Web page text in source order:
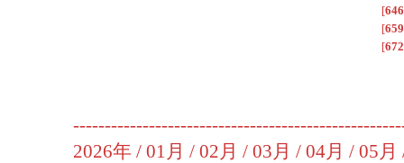
[646
[659
[672
2026年 / 01月 / 02月 / 03月 / 04月 / 05月